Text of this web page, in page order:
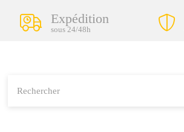
Expédition
sous 24/48h